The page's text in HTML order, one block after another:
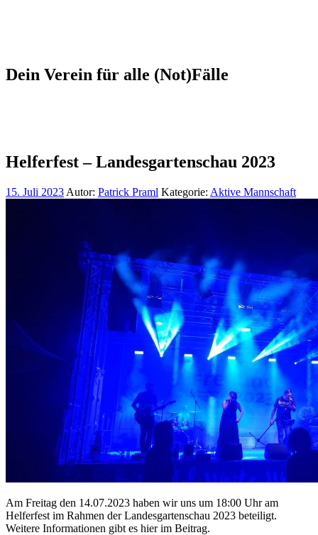
Dein Verein für alle (Not)Fälle
Helferfest – Landesgartenschau 2023
15. Juli 2023 Autor: Patrick Praml Kategorie: Aktive Mannschaft
Am Freitag den 14.07.2023 haben wir uns um 18:00 Uhr am
Helferfest im Rahmen der Landesgartenschau 2023 beteiligt.
Weitere Informationen gibt es hier im Beitrag.